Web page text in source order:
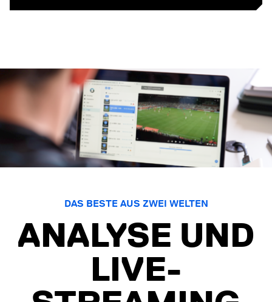
DAS BESTE AUS ZWEI WELTEN
ANALYSE UND
LIVE-